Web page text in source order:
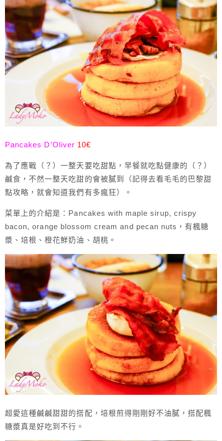
Pancakes D’Oliver 10€
為了應戰（？）一整天要吃甜點，早餐就吃點健康的（？）
鹹食，不然一整天吃甜的會被膩到（記得去看毛毛的巴黎甜
點攻略，就會知道我們有多瘋狂）。
菜單上的介紹是：Pancakes with maple sirup, crispy
bacon, orange blossom cream and pecan nuts，有楓糖
漿、培根、橙花鮮奶油、胡桃。
超愛這種鹹鹹甜甜的搭配，培根煎得剛剛好不油膩，搭配楓
糖漿真是好吃到不行。